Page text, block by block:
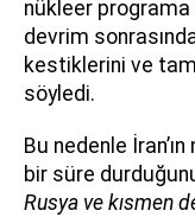
nükleer
devrim
kestiklerini ve tam
söyledi.
Bu nedenle
bir süre
Rusya ve kısmen